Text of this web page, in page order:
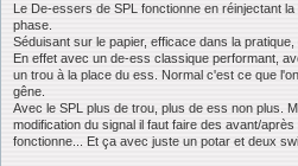
e
Le De-essers de SPL fonctionne en réinjectant
phase.
Séduisant sur le papier, efficace dans la
En effet avec un de-ess classique performant,
un trou à la place du ess. Normal c'est ce que
gêne.
Avec le SPL plus de trou, plus de ess non plus.
modification du signal il faut faire des avant/
fonctionne... Et ça avec juste un potar et deux